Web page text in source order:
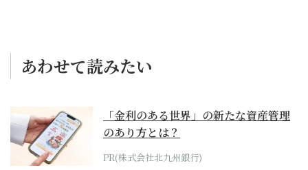
あわせて読みたい
「金利のある世界」の新たな資産管理
のあり方とは？
PR(株式会社北九州銀行)